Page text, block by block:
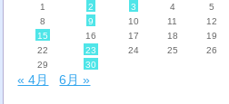
1 2 3 4 5
8
9 10 11 12
15
16 17 18 19
22
23 24 25 26
29
30
« 4月 6月 »